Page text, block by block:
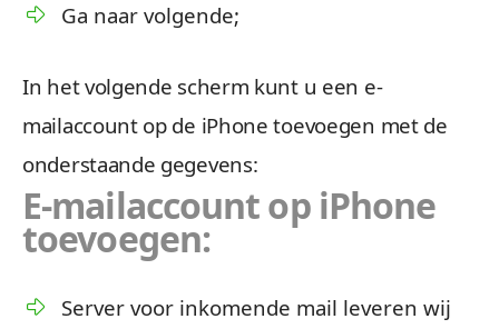
Ga naar volgende;
In het volgende scherm kunt u een e-
mailaccount op de iPhone toevoegen met de
onderstaande gegevens:
E-mailaccount op iPhone
toevoegen:
Server voor inkomende mail leveren wij